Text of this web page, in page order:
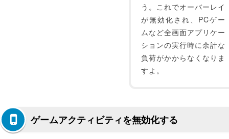
う。これでオーバーレイ
が無効化され、PCゲー
ムなど全画面アプリケー
ションの実行時に余計な
負荷がかからなくなりま
すよ。
ゲームアクティビティを無効化する